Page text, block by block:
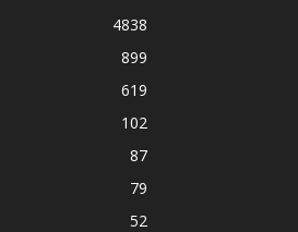
4838
899
619
102
87
79
52